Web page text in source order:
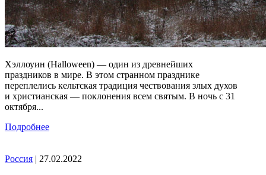
Хэллоуин (Halloween) — один из древнейших
праздников в мире. В этом странном празднике
переплелись кельтская традиция чествования злых духов
и христианская — поклонения всем святым. В ночь с 31
октября...
Подробнее
Россия | 27.02.2022